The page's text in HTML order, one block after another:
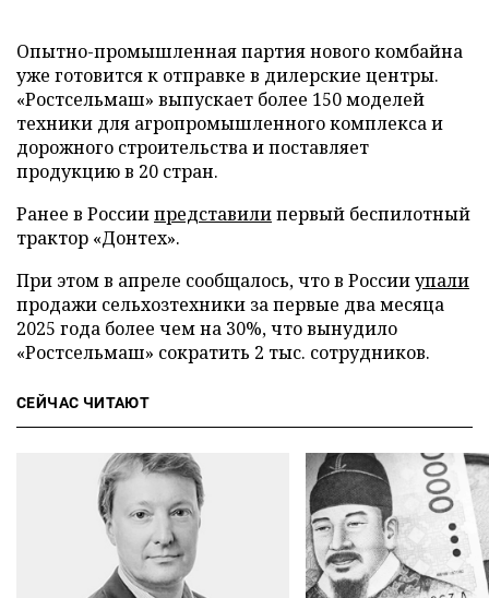
Опытно-промышленная партия нового комбайна
уже готовится к отправке в дилерские центры.
«Ростсельмаш» выпускает более 150 моделей
техники для агропромышленного комплекса и
дорожного строительства и поставляет
продукцию в 20 стран.
Ранее в Россиипредставилипервый беспилотный
трактор «Донтех».
При этом в апреле сообщалось, что в Россииупали
продажи сельхозтехники за первые два месяца
2025 года более чем на 30%, что вынудило
«Ростсельмаш» сократить 2 тыс. сотрудников.
СЕЙЧАС ЧИТАЮТ